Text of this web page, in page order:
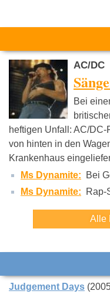
Das könnte
De-Phazz
AC/DC
Bei
heftigen Unfall: AC/
von hinten in den
Krankenhaus
Ms Dynamite:
Bei
Ms Dynamite:
Rap-
Alle
Judgement Days